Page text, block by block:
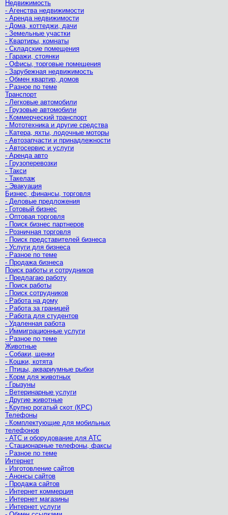
Недвижимость
- Агенства недвижимости
- Аренда недвижимости
- Дома, коттеджи, дачи
- Земельные участки
- Квартиры, комнаты
- Складские помещения
- Гаражи, стоянки
- Офисы, торговые помещения
- Зарубежная недвижимость
- Обмен квартир, домов
- Разное по теме
Транспорт
- Легковые автомобили
- Грузовые автомобили
- Коммерческий транспорт
- Мототехника и другие средства
- Катера, яхты, лодочные моторы
- Автозапчасти и принадлежности
- Автосервис и услуги
- Аренда авто
- Грузоперевозки
- Такси
- Такелаж
- Эвакуация
Бизнес, финансы, торговля
- Деловые предложения
- Готовый бизнес
- Оптовая торговля
- Поиск бизнес партнеров
- Розничная торговля
- Поиск представителей бизнеса
- Услуги для бизнеса
- Разное по теме
- Продажа бизнеса
Поиск работы и сотрудников
- Предлагаю работу
- Поиск работы
- Поиск сотрудников
- Работа на дому
- Работа за границей
- Работа для студентов
- Удаленная работа
- Иммиграционные услуги
- Разное по теме
Животные
- Собаки, щенки
- Кошки, котята
- Птицы, аквариумные рыбки
- Корм для животных
- Грызуны
- Ветеринарные услуги
- Другие животные
- Крупно рогатый скот (КРС)
Телефоны
- Комплектующие для мобильных
телефонов
- АТС и оборудование для АТС
- Стационарные телефоны, факсы
- Разное по теме
Интернет
- Изготовление сайтов
- Анонсы сайтов
- Продажа сайтов
- Интернет коммерция
- Интернет магазины
- Интернет услуги